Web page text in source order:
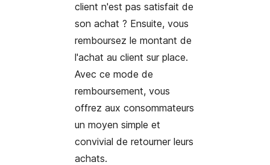
client n'est pas satisfait de
son achat ? Ensuite, vous
remboursez le montant de
l'achat au client sur place.
Avec ce mode de
remboursement, vous
offrez aux consommateurs
un moyen simple et
convivial de retourner leurs
achats.